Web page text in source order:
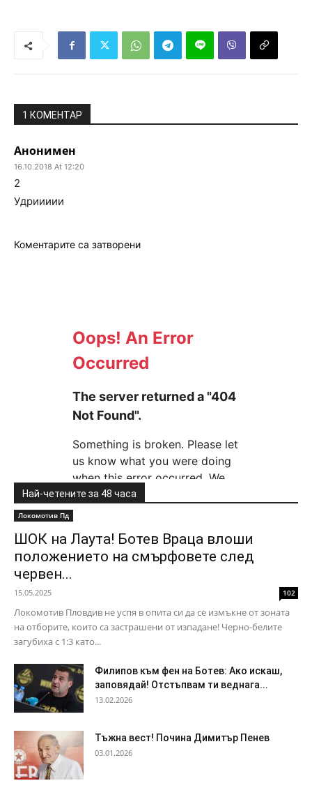
1 КОМЕНТАР
Анонимен
16.10.2018 At 12:20
2
Удриииии
Коментарите са затворени
Най-четените за 48 часа
Локомотив Пд
ШОК на Лаута! Ботев Враца влоши
положението на смърфовете след
червен...
15.05.2025 102
Локомотив Пловдив не успя в опита си да се измъкне от зоната
на отборите, които са застрашени от изпадане! Черно-белите
загубиха с 1:3 като...
Филипов към фен на Ботев: Ако искаш,
заповядай! Отстъпвам ти веднага...
13.02.2026
Тъжна вест! Почина Димитър Пенев
03.01.2026